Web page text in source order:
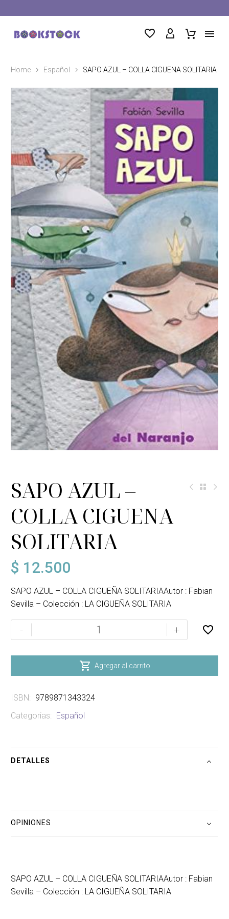
Home Español SAPO AZUL – COLLA CIGUENA SOLITARIA
SAPO AZUL –
COLLA CIGUENA
SOLITARIA
$ 12.500
SAPO AZUL – COLLA CIGUEÑA SOLITARIAAutor : Fabian
Sevilla – Colección : LA CIGUEÑA SOLITARIA
-
SAPO
AZUL
CIGUENA
cantidad
+
 Agregar al carrito
ISBN: 9789871343324
Categorias: Español
DETALLES
OPINIONES
SAPO AZUL – COLLA CIGUEÑA SOLITARIAAutor : Fabian
Sevilla – Colección : LA CIGUEÑA SOLITARIA